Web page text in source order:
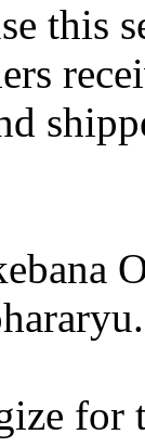
this
for